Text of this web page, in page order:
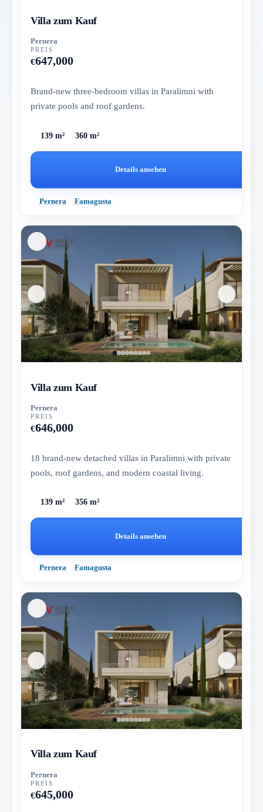
Villa zum Kauf
Pernera
PREIS
€647,000
Brand-new three-bedroom villas in Paralimni with
private pools and roof gardens.
139 m² 360 m²
Details ansehen
Pernera Famagusta
Villa zum Kauf
Pernera
PREIS
€646,000
18 brand-new detached villas in Paralimni with private
pools, roof gardens, and modern coastal living.
139 m² 356 m²
Details ansehen
Pernera Famagusta
Villa zum Kauf
Pernera
PREIS
€645,000